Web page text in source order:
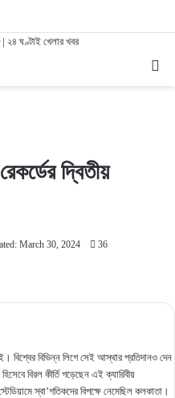
দ্বিতীয়
March 30, 2024 36
বিশ্বের বিভিন্ন লিগে সেই আস্থার প্রতিদানও দেন
বিরল কীর্তি গড়েছেন এই ক্যারিবীয়
স্বা’গতিকদের বিপক্ষে নেমেছিল কলকাতা।